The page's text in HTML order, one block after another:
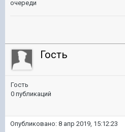
очереди
Гость
Гость
0 публикаций
Опубликовано: 8 апр 2019, 15:12:23